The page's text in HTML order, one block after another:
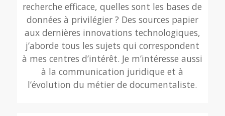
recherche efficace, quelles sont les bases de
données à privilégier ? Des sources papier
aux dernières innovations technologiques,
j’aborde tous les sujets qui correspondent
à mes centres d’intérêt. Je m’intéresse aussi
à la communication juridique et à
l’évolution du métier de documentaliste.